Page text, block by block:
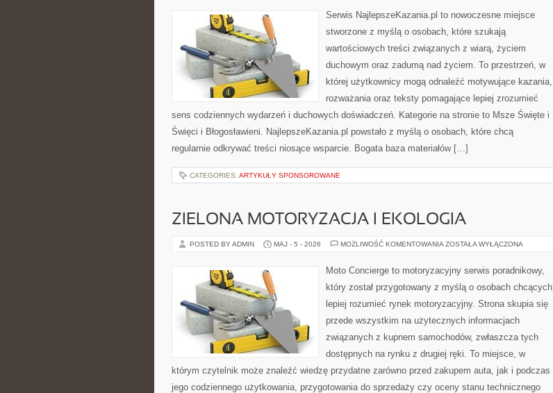
Serwis NajlepszeKazania.pl to nowoczesne miejsce
stworzone z myślą o osobach, które szukają
wartościowych treści związanych z wiarą, życiem
duchowym oraz zadumą nad życiem. To przestrzeń, w
której użytkownicy mogą odnaleźć motywujące kazania,
rozważania oraz teksty pomagające lepiej zrozumieć
sens codziennych wydarzeń i duchowych doświadczeń. Kategorie na stronie to Msze Święte i
Święci i Błogosławieni. NajlepszeKazania.pl powstało z myślą o osobach, które chcą
regularnie odkrywać treści niosące wsparcie. Bogata baza materiałów […]
CATEGORIES: ARTYKUŁY SPONSOROWANE
ZIELONA MOTORYZACJA I EKOLOGIA
POSTED BY ADMIN MAJ - 5 - 2026 MOŻLIWOŚĆ KOMENTOWANIA ZIELONA
EKOLOGIA
ZOSTAŁA WYŁĄCZONA
Moto Concierge to motoryzacyjny serwis poradnikowy,
który został przygotowany z myślą o osobach chcących
lepiej rozumieć rynek motoryzacyjny. Strona skupia się
przede wszystkim na użytecznych informacjach
związanych z kupnem samochodów, zwłaszcza tych
dostępnych na rynku z drugiej ręki. To miejsce, w
którym czytelnik może znaleźć wiedzę przydatne zarówno przed zakupem auta, jak i podczas
jego codziennego użytkowania, przygotowania do sprzedaży czy oceny stanu technicznego